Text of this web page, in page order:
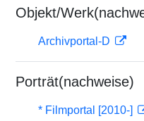
Objekt/
Archivportal-D
Porträt(nachweise)
* Filmportal [2010-]